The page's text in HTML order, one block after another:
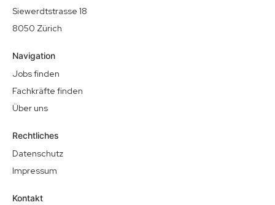
Siewerdtstrasse 18
8050 Zürich
Navigation
Jobs finden
Fachkräfte finden
Über uns
Rechtliches
Datenschutz
Impressum
Kontakt